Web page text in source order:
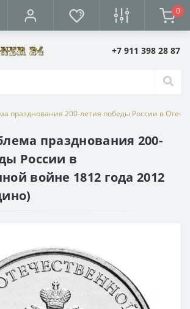
0
+7 911 398 28 87
празднования 200-летия победы России в
празднования 200-
России в
войне 1812 года 2012